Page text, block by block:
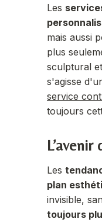
Les
mais aussi
plus
sculptural
s'agisse
service
toujours
Les
plan
invisible,
toujours